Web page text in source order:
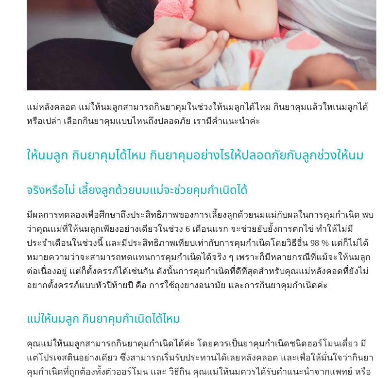
แม่หลังคลอด แม่ให้นมลูกสามารถกินยาคุมในช่วงให้นมลูกได้ไหม กินยาคุมแล้วใหเนมลูกได้
หรือเปล่า เลือกกินยาคุมแบบไหนถึงปลอดภัย เรามีคำแนะนำค่ะ
ให้นมลูก กินยาคุมได้ไหม กินยาคุมอย่างไรให้ปลอดภัยกับลูกช่วงให้นม
จริงหรือไม่ เลี้ยงลูกด้วยนมแม่จะช่วยคุมกำเนิดได้
มีผลการทดลองเพื่อศึกษาถึงประสิทธิภาพของการเลี้ยงลูกด้วยนมแม่กับผลในการคุมกำเนิด พบ
ว่าคุณแม่ที่ให้นมลูกเพียงอย่างเดียวในช่วง 6 เดือนแรก จะช่วยยับยั้งการตกไข่ ทำให้ไม่มี
ประจำเดือนในช่วงนี้ และมีประสิทธิภาพเทียบเท่ากับการคุมกำเนิดโดยวิธีอื่น 98 % แต่ก็ไม่ได้
หมายความว่าจะสามารถทดแทนการคุมกำเนิดได้จริง ๆ เพราะก็มีหลายกรณีที่แม้จะให้นมลูก
ต่อเนื่องอยู่ แต่ก็ตั้งครรภ์ได้เช่นกัน ดังนั้นการคุมกำเนิดที่ดีที่สุดสำหรับคุณแม่หลังคอดที่ยังไม่
อยากตั้งครรภ์แบบหัวปีท้ายปี คือ การใช้ถุงยางอนามัย และการกินยาคุมกำเนิดค่ะ
แม่ให้นมลูก กินยาคุมกำเนิดได้ไหม
คุณแม่ให้นมลูกสามารถกินยาคุมกำเนิดได้ค่ะ โดยควรเป็นยาคุมกำเนิดชนิดฮอร์โมนเดี่ยว มี
แต่โปรเจสตินอย่างเดียว ซึ่งสามารถเริ่มรับประทานได้เลยหลังคลอด และเพื่อให้มั่นใจว่ากินยา
คุมกำเนิดที่ถูกต้องทั้งตัวฮอร์โมน และ วิธีกิน คุณแม่ให้นมควรได้รับคำแนะนำจากแพทย์ หรือ